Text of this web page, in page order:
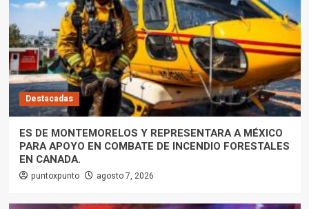
Destacadas
ES DE MONTEMORELOS Y REPRESENTARA A MÉXICO
PARA APOYO EN COMBATE DE INCENDIO FORESTALES
EN CANADA.
puntoxpunto agosto 7, 2026